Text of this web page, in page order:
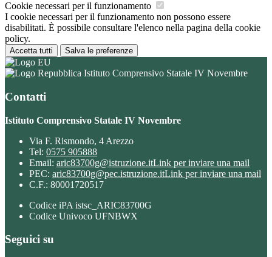
Cookie necessari per il funzionamento
I cookie necessari per il funzionamento non possono essere
disabilitati. È possibile consultare l'elenco nella pagina della cookie
policy.
Accetta tutti Salva le preferenze
Istituto Comprensivo Statale IV Novembre
Contatti
Istituto Comprensivo Statale IV Novembre
Via F. Rismondo, 4 Arezzo
Tel: 0575 905888
Email: aric83700g@istruzione.itLink per inviare una mail
PEC: aric83700g@pec.istruzione.itLink per inviare una mail
C.F.: 80001720517
Codice iPA istsc_ARIC83700G
Codice Univoco UFNBWX
Seguici su